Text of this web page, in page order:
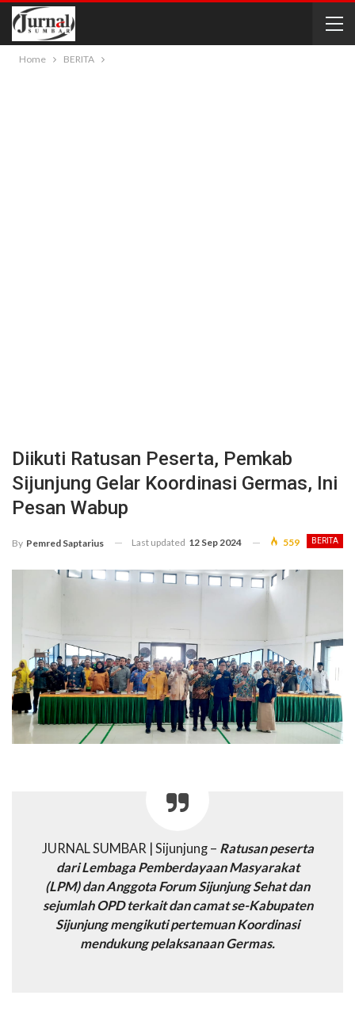
Home BERITA
Diikuti Ratusan Peserta, Pemkab
Sijunjung Gelar Koordinasi Germas, Ini
Pesan Wabup
BERITA
By Pemred Saptarius Last updated 12 Sep 2024 559
JURNAL SUMBAR | Sijunjung – Ratusan peserta
dari Lembaga Pemberdayaan Masyarakat
(LPM) dan Anggota Forum Sijunjung Sehat dan
sejumlah OPD terkait dan camat se-Kabupaten
Sijunjung mengikuti pertemuan Koordinasi
mendukung pelaksanaan Germas.